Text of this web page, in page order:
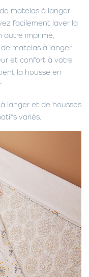
matelas à langer
facilement laver la
imprimé,
matelas à langer
et confort à votre
la housse en
langer et de housses
variés.